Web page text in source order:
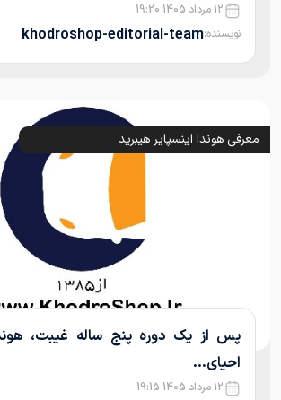
12 مرداد 1405 19:20
نویسنده:khodroshop-editorial-team
معرفی هوندا اینسپایر هیبرید
پس از یک دوره پنج ساله غیبت،
احیای...
12 مرداد 1405 19:15